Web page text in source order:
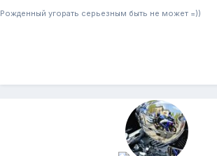
Рожденный угорать серьезным быть не может =))